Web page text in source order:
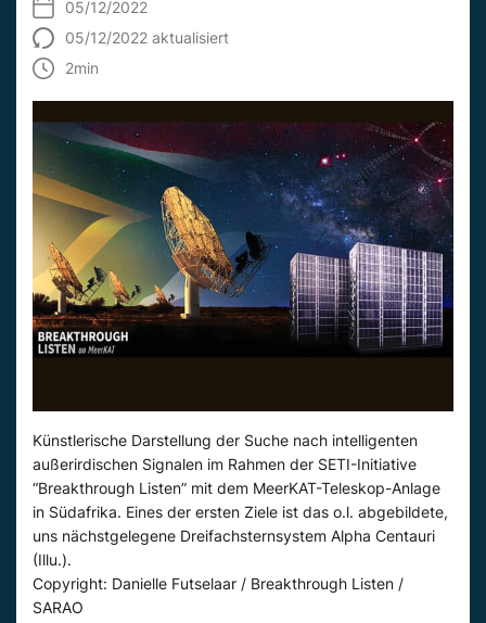
05/12/2022
05/12/2022 aktualisiert
2min
Künstlerische Darstellung der Suche nach intelligenten
außerirdischen Signalen im Rahmen der SETI-Initiative
“Breakthrough Listen” mit dem MeerKAT-Teleskop-Anlage
in Südafrika. Eines der ersten Ziele ist das o.l. abgebildete,
uns nächstgelegene Dreifachsternsystem Alpha Centauri
(Illu.).
Copyright: Danielle Futselaar / Breakthrough Listen /
SARAO